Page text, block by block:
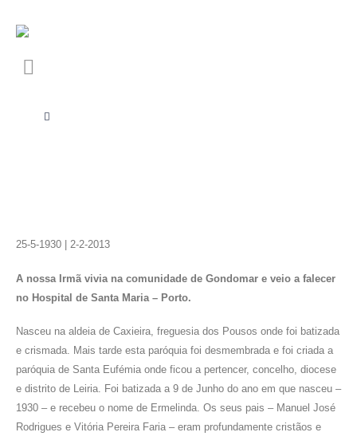
25-5-1930 | 2-2-2013
A nossa Irmã vivia na comunidade de Gondomar e veio a falecer
no Hospital de Santa Maria – Porto.
Nasceu na aldeia de Caxieira, freguesia dos Pousos onde foi batizada
e crismada. Mais tarde esta paróquia foi desmembrada e foi criada a
paróquia de Santa Eufémia onde ficou a pertencer, concelho, diocese
e distrito de Leiria. Foi batizada a 9 de Junho do ano em que nasceu –
1930 – e recebeu o nome de Ermelinda. Os seus pais – Manuel José
Rodrigues e Vitória Pereira Faria – eram profundamente cristãos e